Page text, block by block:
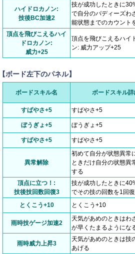
ハイドロカノン:
技後BC加速2
技が成功したときに
で自分のバディーズわ
能状態までのカウント
頂点を飛びこえるハイ
ドロカノン:
威力+25
頂点を飛びこえるハイ
ン: 威力アップ+25
ボード左下のパネル】
ボードスキル名 ボードスキル
すばやさ+5
すばやさ+5
ぼうぎょ+5 ぼうぎょ+5
すばやさ+5 すばやさ+5
異常解除
初めて自分が状態異常
ときだけ自分の状態異
する
頂点に立つ！:
技後技回数回復3
技が成功したときに
でその技の回数を1回
とくこう+10 とくこう+10
雨時技ゲージ加速2
天気があめのときはわ
が早くたまるようにな
雨時威力上昇3
天気があめのときは技
あげる